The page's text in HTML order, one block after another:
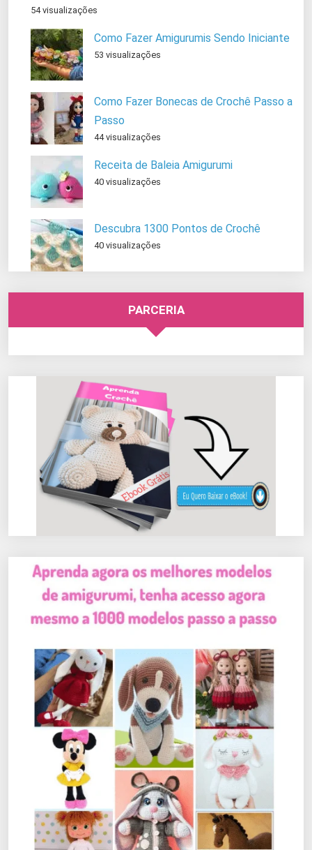
54 visualizações
Como Fazer Amigurumis Sendo Iniciante
53 visualizações
Como Fazer Bonecas de Crochê Passo a
Passo
44 visualizações
Receita de Baleia Amigurumi
40 visualizações
Descubra 1300 Pontos de Crochê
40 visualizações
PARCERIA